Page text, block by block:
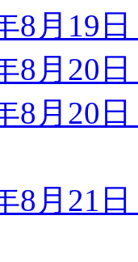
8月19
8月20
8月20
8月21